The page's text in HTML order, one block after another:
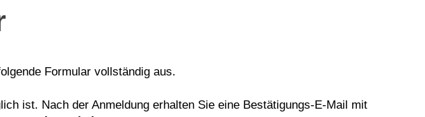
Formular vollständig aus.
ist. Nach der Anmeldung erhalten Sie eine Bestätigungs-E-Mail mit